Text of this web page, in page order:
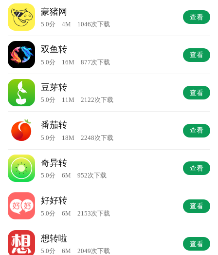
豪猪网
5.0分 4M 1046次下载
查看
双鱼转
5.0分 16M 877次下载
查看
豆芽转
5.0分 11M 2122次下载
查看
番茄转
5.0分 18M 2248次下载
查看
奇异转
5.0分 6M 952次下载
查看
好好转
5.0分 6M 2153次下载
查看
想转啦
5.0分 6M 2049次下载
查看